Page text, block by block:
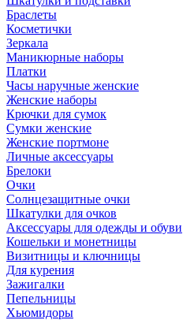
Браслеты
Косметички
Зеркала
Маникюрные наборы
Платки
Часы наручные женские
Женские наборы
Крючки для сумок
Сумки женские
Женские портмоне
Личные аксессуары
Брелоки
Очки
Солнцезащитные очки
Шкатулки для очков
Аксессуары для одежды и обуви
Кошельки и монетницы
Визитницы и ключницы
Для курения
Зажигалки
Пепельницы
Хьюмидоры